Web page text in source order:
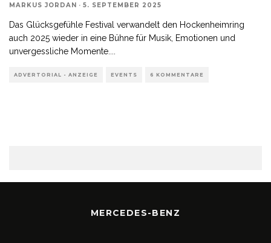
MARKUS JORDAN · 5. SEPTEMBER 2025
Das Glücksgefühle Festival verwandelt den Hockenheimring
auch 2025 wieder in eine Bühne für Musik, Emotionen und
unvergessliche Momente.
ADVERTORIAL - ANZEIGE EVENTS 6 KOMMENTARE
MERCEDES-BENZ